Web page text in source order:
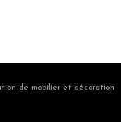
de mobilier et décoration